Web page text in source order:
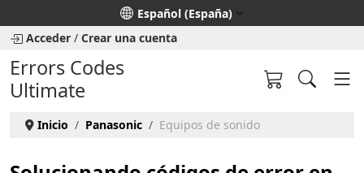
Seleccione su idioma
Español (España)
Acceder / Crear una cuenta
Errors Codes
Ultimate
Inicio Panasonic Equipos de sonido